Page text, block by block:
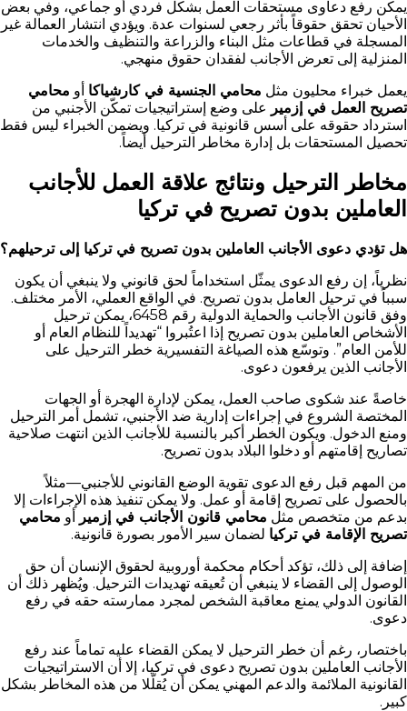
يمكن رفع دعاوى مستحقات العمل بشكل فردي أو جماعي، وفي بعض
الأحيان تحقق حقوقاً بأثر رجعي لسنوات عدة. ويؤدي انتشار العمالة غير
المسجلة في قطاعات مثل البناء والزراعة والتنظيف والخدمات
المنزلية إلى تعرض الأجانب لفقدان حقوق منهجي.
يعمل خبراء محليون مثل محامي الجنسية في كارشياكا أو محامي
تصريح العمل في إزمير على وضع إستراتيجيات تمكّن الأجنبي من
استرداد حقوقه على أسس قانونية في تركيا. ويضمن الخبراء ليس فقط
تحصيل المستحقات بل إدارة مخاطر الترحيل أيضاً.
مخاطر الترحيل ونتائج علاقة العمل للأجانب
العاملين بدون تصريح في تركيا
هل تؤدي دعوى الأجانب العاملين بدون تصريح في تركيا إلى ترحيلهم؟
نظرياً، إن رفع الدعوى يمثّل استخداماً لحق قانوني ولا ينبغي أن يكون
سبباً في ترحيل العامل بدون تصريح. في الواقع العملي، الأمر مختلف.
وفق قانون الأجانب والحماية الدولية رقم 6458، يمكن ترحيل
الأشخاص العاملين بدون تصريح إذا اعتُبروا “تهديداً للنظام العام أو
للأمن العام”. وتوسّع هذه الصياغة التفسيرية خطر الترحيل على
الأجانب الذين يرفعون دعوى.
خاصةً عند شكوى صاحب العمل، يمكن لإدارة الهجرة أو الجهات
المختصة الشروع في إجراءات إدارية ضد الأجنبي، تشمل أمر الترحيل
ومنع الدخول. ويكون الخطر أكبر بالنسبة للأجانب الذين انتهت صلاحية
تصاريح إقامتهم أو دخلوا البلاد بدون تصريح.
من المهم قبل رفع الدعوى تقوية الوضع القانوني للأجنبي—مثلاً
بالحصول على تصريح إقامة أو عمل. ولا يمكن تنفيذ هذه الإجراءات إلا
بدعم من متخصص مثل محامي قانون الأجانب في إزمير أو محامي
تصريح الإقامة في تركيا لضمان سير الأمور بصورة قانونية.
إضافة إلى ذلك، تؤكد أحكام محكمة أوروبية لحقوق الإنسان أن حق
الوصول إلى القضاء لا ينبغي أن تُعيقه تهديدات الترحيل. ويُظهر ذلك أن
القانون الدولي يمنع معاقبة الشخص لمجرد ممارسته حقه في رفع
دعوى.
باختصار، رغم أن خطر الترحيل لا يمكن القضاء عليه تماماً عند رفع
الأجانب العاملين بدون تصريح دعوى في تركيا، إلا أن الاستراتيجيات
القانونية الملائمة والدعم المهني يمكن أن يُقلّلا من هذه المخاطر بشكل
كبير.